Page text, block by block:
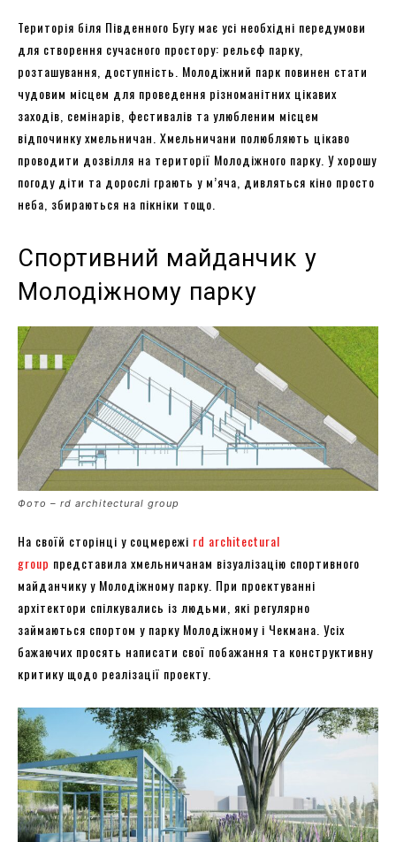
Територія біля Південного Бугу має усі необхідні передумови
для створення сучасного простору: рельєф парку,
розташування, доступність. Молодіжний парк повинен стати
чудовим місцем для проведення різноманітних цікавих
заходів, семінарів, фестивалів та улюбленим місцем
відпочинку хмельничан. Хмельничани полюбляють цікаво
проводити дозвілля на території Молодіжного парку. У хорошу
погоду діти та дорослі грають у м’яча, дивляться кіно просто
неба, збираються на пікніки тощо.
Спортивний майданчик у
Молодіжному парку
Фото – rd architectural group
На своїй сторінці у соцмережі rd architectural
group представила хмельничанам візуалізацію спортивного
майданчику у Молодіжному парку. При проектуванні
архітектори спілкувались із людьми, які регулярно
займаються спортом у парку Молодіжному і Чекмана. Усіх
бажаючих просять написати свої побажання та конструктивну
критику щодо реалізації проекту.